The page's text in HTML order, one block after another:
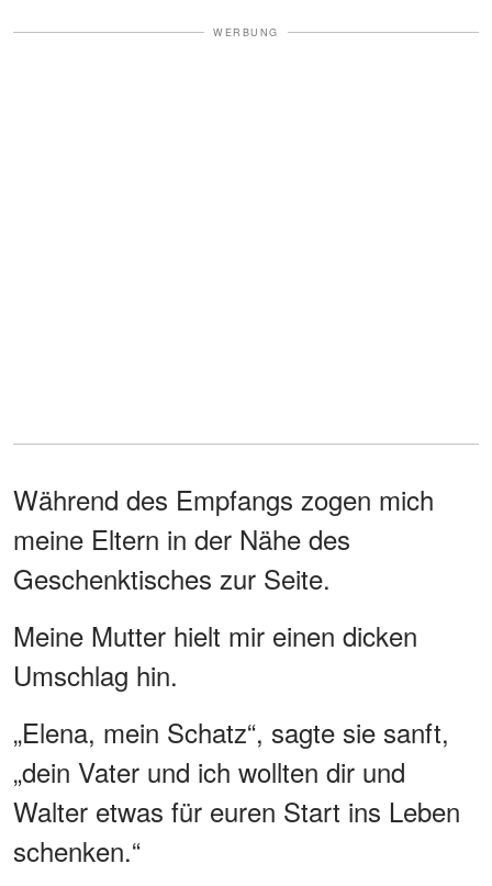
WERBUNG
Während des Empfangs zogen mich
meine Eltern in der Nähe des
Geschenktisches zur Seite.
Meine Mutter hielt mir einen dicken
Umschlag hin.
„Elena, mein Schatz“, sagte sie sanft,
„dein Vater und ich wollten dir und
Walter etwas für euren Start ins Leben
schenken.“